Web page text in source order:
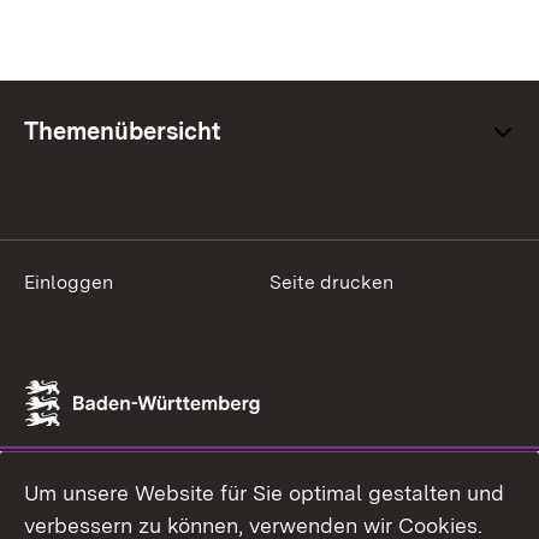
Themenübersicht
Einloggen Seite drucken
Um unsere Website für Sie optimal gestalten und
verbessern zu können, verwenden wir Cookies.